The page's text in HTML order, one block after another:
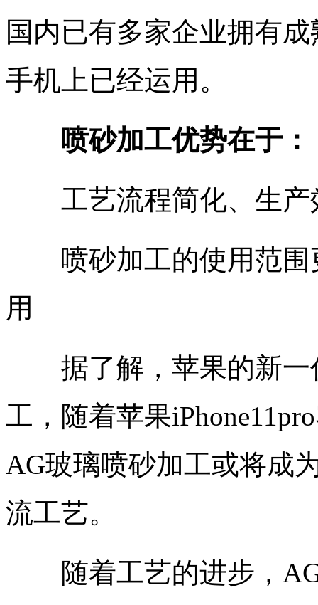
国内已有多家企业拥有
手机上已经运用。
喷砂加工优势在于：
工艺流程简化、生产
喷砂加工的使用范围
用
据了解，苹果的新一
工，随着苹果
AG玻璃喷砂加工或将成
流工艺。
随着工艺的进步，AG